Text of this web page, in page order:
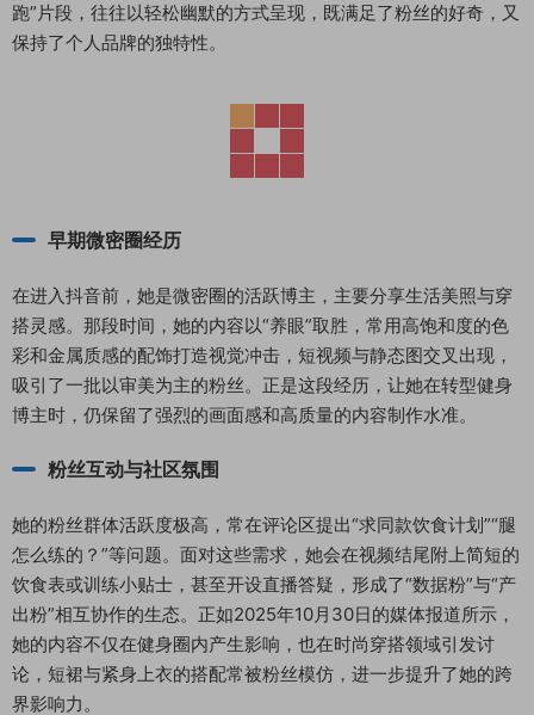
跑”片段，往往以轻松幽默的方式呈现，既满足了粉丝的好奇，又
保持了个人品牌的独特性。
早期微密圈经历
在进入抖音前，她是微密圈的活跃博主，主要分享生活美照与穿
搭灵感。那段时间，她的内容以“养眼”取胜，常用高饱和度的色
彩和金属质感的配饰打造视觉冲击，短视频与静态图交叉出现，
吸引了一批以审美为主的粉丝。正是这段经历，让她在转型健身
博主时，仍保留了强烈的画面感和高质量的内容制作水准。
粉丝互动与社区氛围
她的粉丝群体活跃度极高，常在评论区提出“求同款饮食计划”“腿
怎么练的？”等问题。面对这些需求，她会在视频结尾附上简短的
饮食表或训练小贴士，甚至开设直播答疑，形成了“数据粉”与“产
出粉”相互协作的生态。正如2025年10月30日的媒体报道所示，
她的内容不仅在健身圈内产生影响，也在时尚穿搭领域引发讨
论，短裙与紧身上衣的搭配常被粉丝模仿，进一步提升了她的跨
界影响力。